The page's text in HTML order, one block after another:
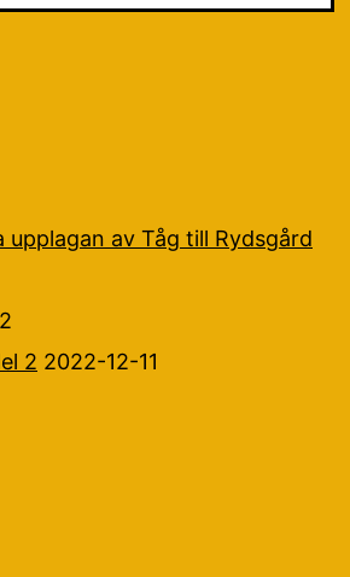
upplagan av Tåg till Rydsgård
2 2022-12-11